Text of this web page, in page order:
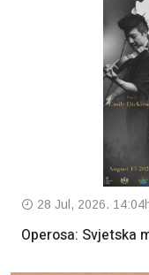
28 Jul, 2026.
Operosa: Svjetska